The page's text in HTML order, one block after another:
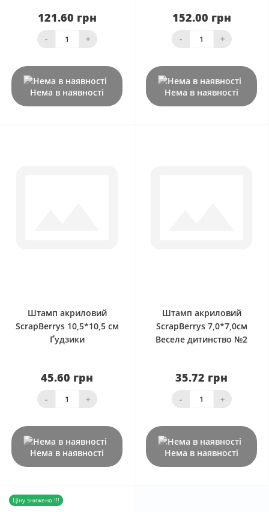
121.60 грн
- +
Нема в наявності
152.00 грн
- +
Нема в наявності
Штамп акриловий
ScrapBerrys 10,5*10,5 см
Ґудзики
45.60 грн
- +
Нема в наявності
Штамп акриловий
ScrapBerrys 7,0*7,0см
Веселе дитинство №2
35.72 грн
- +
Нема в наявності
Ціну знижено !!!